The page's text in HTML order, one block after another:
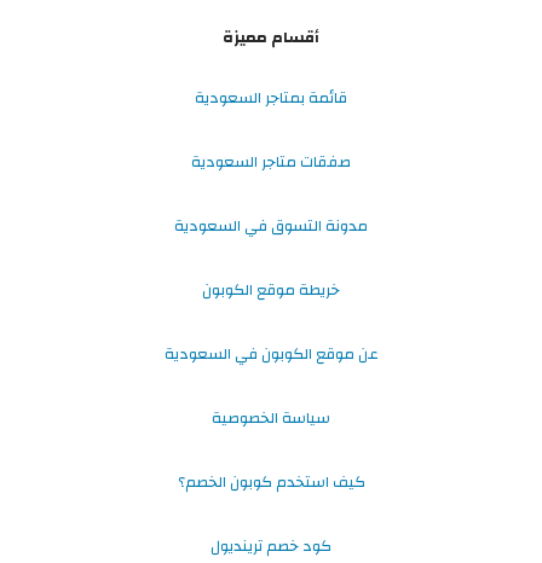
أقسام مميزة
قائمة بمتاجر السعودية
صفقات متاجر السعودية
مدونة التسوق في السعودية
خريطة موقع الكوبون
عن موقع الكوبون في السعودية
سياسة الخصوصية
كيف استخدم كوبون الخصم؟
كود خصم ترينديول